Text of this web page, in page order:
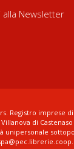
alla Newsletter
Registro imprese di
di
unipersonale